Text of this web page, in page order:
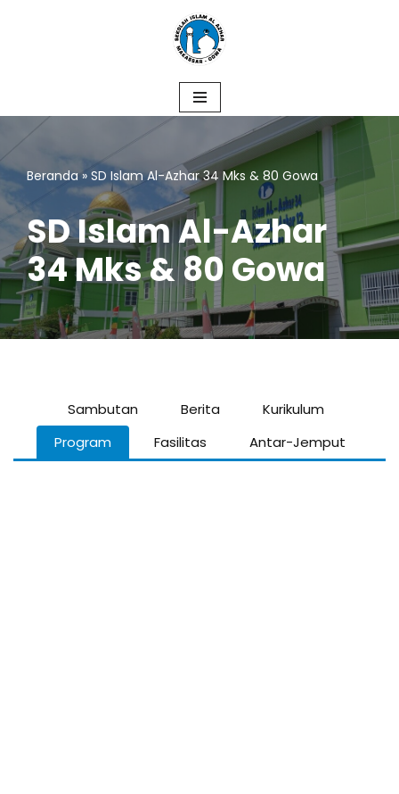
Beranda» SD Islam Al-Azhar 34 Mks & 80 Gowa
SD Islam Al-Azhar
34 Mks & 80 Gowa
Sambutan Berita
Kurikulum
Program
Fasilitas Antar-Jemput